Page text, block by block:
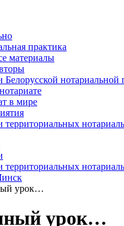
практика
материалы
Белорусской нотариальной
в мире
территориальных
территориальных
урок…
урок…